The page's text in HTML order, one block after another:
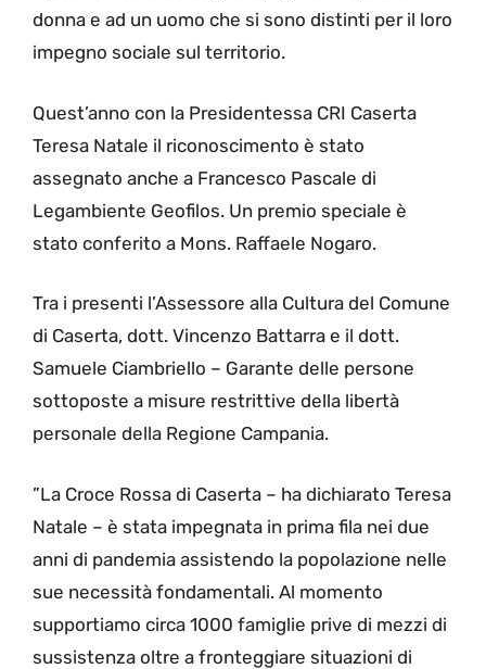
donna e ad un uomo che si sono distinti per il loro
impegno sociale sul territorio.
Quest’anno con la Presidentessa CRI Caserta
Teresa Natale il riconoscimento è stato
assegnato anche a Francesco Pascale di
Legambiente Geofilos. Un premio speciale è
stato conferito a Mons. Raffaele Nogaro.
Tra i presenti l’Assessore alla Cultura del Comune
di Caserta, dott. Vincenzo Battarra e il dott.
Samuele Ciambriello – Garante delle persone
sottoposte a misure restrittive della libertà
personale della Regione Campania.
”La Croce Rossa di Caserta – ha dichiarato Teresa
Natale – è stata impegnata in prima fila nei due
anni di pandemia assistendo la popolazione nelle
sue necessità fondamentali. Al momento
supportiamo circa 1000 famiglie prive di mezzi di
sussistenza oltre a fronteggiare situazioni di